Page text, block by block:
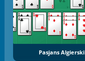
Pasjans Algierski